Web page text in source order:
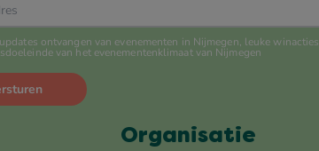
Organisatie